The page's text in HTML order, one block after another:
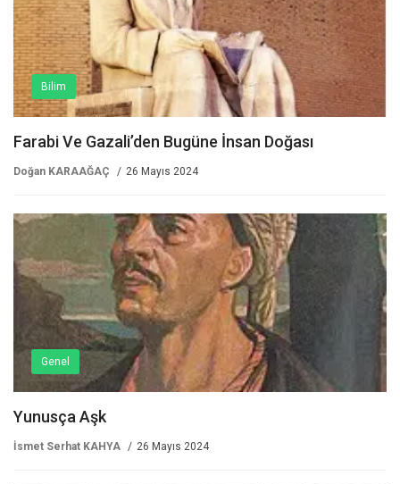
Bilim
Farabi Ve Gazali’den Bugüne İnsan Doğası
Doğan KARAAĞAÇ 26 Mayıs 2024
Genel
Yunusça Aşk
İsmet Serhat KAHYA 26 Mayıs 2024